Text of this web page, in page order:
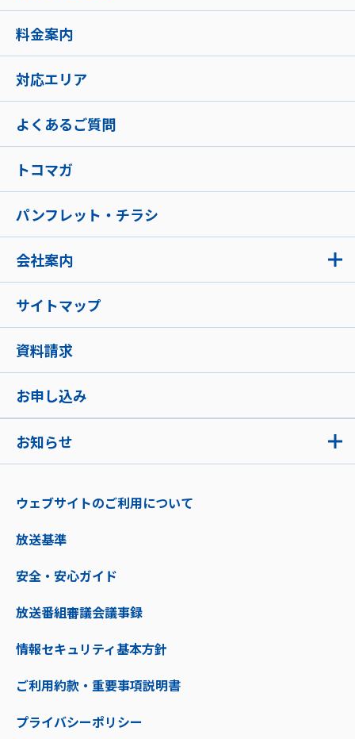
お知らせ
料金案内
対応エリア
よくあるご質問
トコマガ
パンフレット・チラシ
会社案内
サイトマップ
資料請求
お申し込み
ウェブサイトのご利用について
放送基準
安全・安心ガイド
放送番組審議会議事録
情報セキュリティ基本方針
ご利用約款・重要事項説明書
プライバシーポリシー